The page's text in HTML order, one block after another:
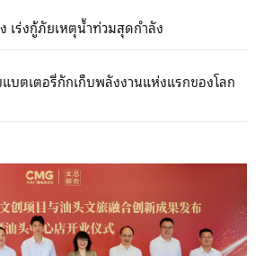
เร่งกู้ภัยเหตุน้ำท่วมสุดกำลัง
บตเตอรี่กักเก็บพลังงานแห่งแรกของโลก